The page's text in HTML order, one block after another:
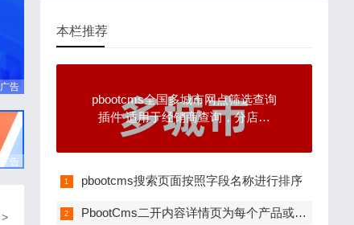
广告
广告
>
本栏推荐
pbootcms全国多城市网点筛选查询
插件 适用于经销商查询，分店查
询，售后服务站查询
pbootcms搜索页面按照字段名称进行排序
PbootCms二开内容详情页为每个产品或者是文章单独定制一个模板